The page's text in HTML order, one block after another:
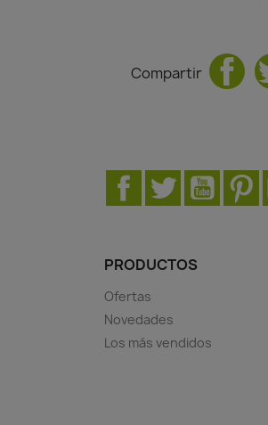
Compartir
Facebook
Twitter
PRODUCTOS
Ofertas
Novedades
Los más vendidos